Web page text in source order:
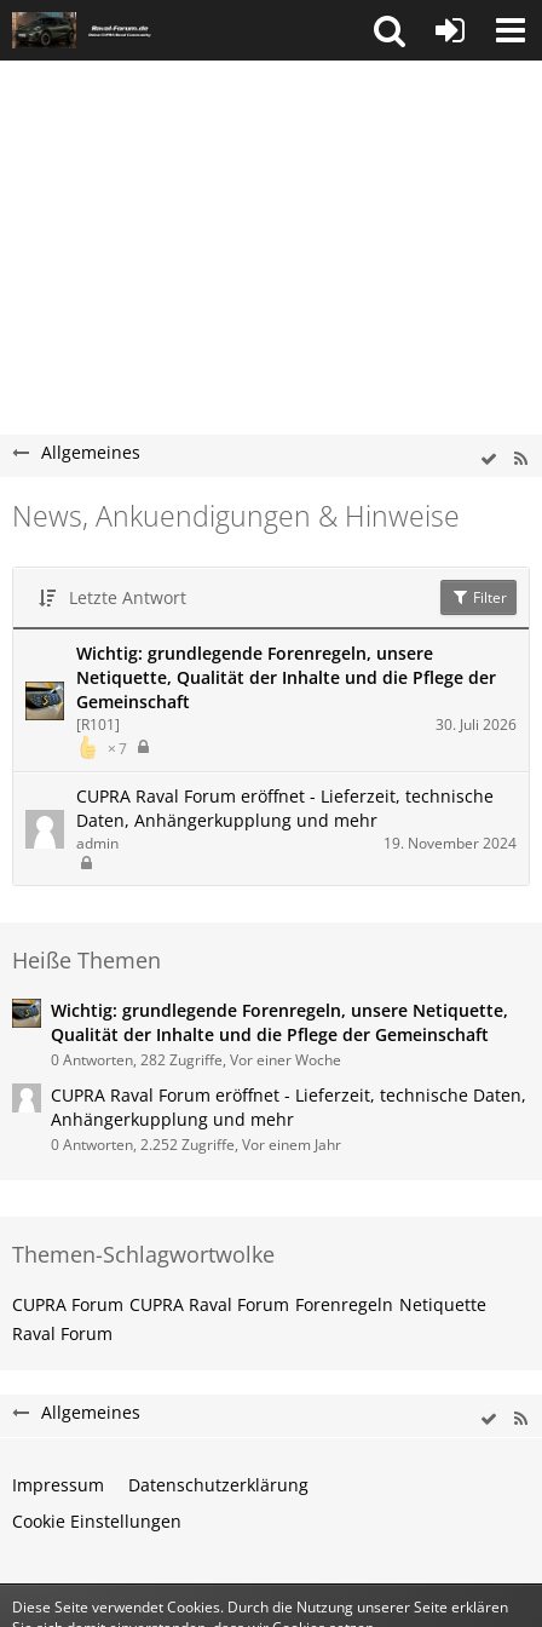
Allgemeines
News, Ankuendigungen & Hinweise
Letzte Antwort Filter
Wichtig: grundlegende Forenregeln, unsere
Netiquette, Qualität der Inhalte und die Pflege der
Gemeinschaft
7
[R101] 30. Juli 2026
CUPRA Raval Forum eröffnet - Lieferzeit, technische
Daten, Anhängerkupplung und mehr
admin 19. November 2024
Heiße Themen
Wichtig: grundlegende Forenregeln, unsere Netiquette,
Qualität der Inhalte und die Pflege der Gemeinschaft
0 Antworten, 282 Zugriffe, Vor einer Woche
CUPRA Raval Forum eröffnet - Lieferzeit, technische Daten,
Anhängerkupplung und mehr
0 Antworten, 2.252 Zugriffe, Vor einem Jahr
Themen-Schlagwortwolke
CUPRA Forum CUPRA Raval Forum Forenregeln Netiquette
Raval Forum
Allgemeines
Impressum
Datenschutzerklärung
Cookie Einstellungen
Diese Seite verwendet Cookies. Durch die Nutzung unserer Seite erklären